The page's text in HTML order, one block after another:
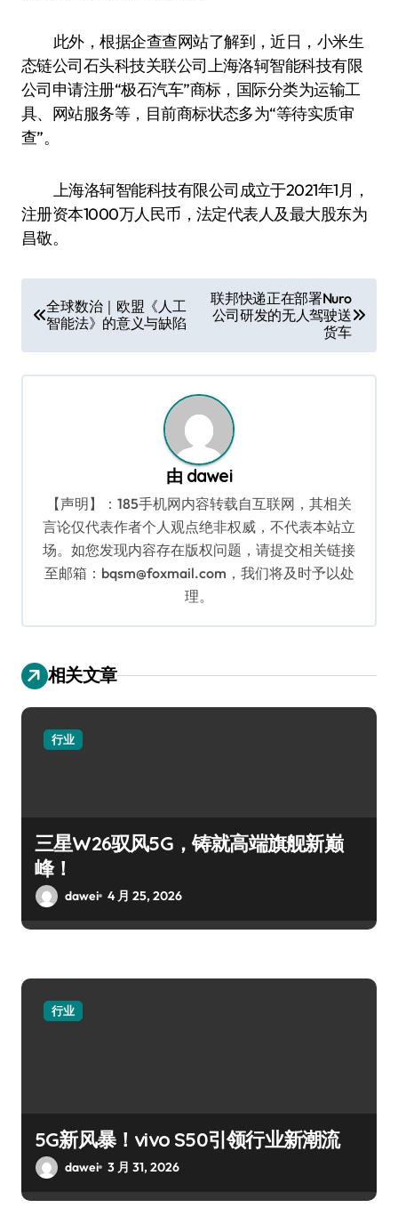
此外，根据企查查网站了解到，近日，小米生
态链公司石头科技关联公司上海洛轲智能科技有限
公司申请注册“极石汽车”商标，国际分类为运输工
具、网站服务等，目前商标状态多为“等待实质审
查”。
上海洛轲智能科技有限公司成立于2021年1月，
注册资本1000万人民币，法定代表人及最大股东为
昌敬。
章
导
航
全球数治｜欧盟《人工
智能法》的意义与缺陷
联邦快递正在部署Nuro
公司研发的无人驾驶送
货车
由 dawei
【声明】：185手机网内容转载自互联网，其相关
言论仅代表作者个人观点绝非权威，不代表本站立
场。如您发现内容存在版权问题，请提交相关链接
至邮箱：bqsm@foxmail.com，我们将及时予以处
理。
相关文章
行业
三星W26驭风5G，铸就高端旗舰新巅
峰！
dawei 4 月 25, 2026
行业
5G新风暴！vivo S50引领行业新潮流
dawei 3 月 31, 2026